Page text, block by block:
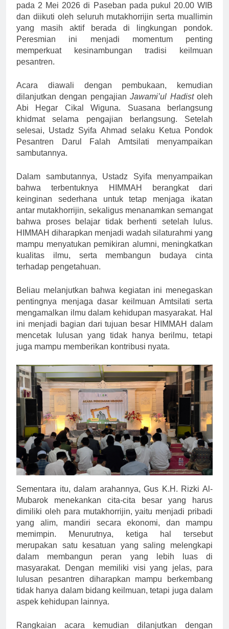
pada 2 Mei 2026 di Paseban pada pukul 20.00 WIB
dan diikuti oleh seluruh mutakhorrijin serta muallimin
yang masih aktif berada di lingkungan pondok.
Peresmian ini menjadi momentum penting
memperkuat kesinambungan tradisi keilmuan
pesantren.
Acara diawali dengan pembukaan, kemudian
dilanjutkan dengan pengajianJawami’ul Hadistoleh
Abi Hegar Cikal Wiguna. Suasana berlangsung
khidmat selama pengajian berlangsung. Setelah
selesai, Ustadz Syifa Ahmad selaku Ketua Pondok
Pesantren Darul Falah Amtsilati menyampaikan
sambutannya.
Dalam sambutannya, Ustadz Syifa menyampaikan
bahwa terbentuknya HIMMAH berangkat dari
keinginan sederhana untuk tetap menjaga ikatan
antar mutakhorrijin, sekaligus menanamkan semangat
bahwa proses belajar tidak berhenti setelah lulus.
HIMMAH diharapkan menjadi wadah silaturahmi yang
mampu menyatukan pemikiran alumni, meningkatkan
kualitas ilmu, serta membangun budaya cinta
terhadap pengetahuan.
Beliau melanjutkan bahwa kegiatan ini menegaskan
pentingnya menjaga dasar keilmuan Amtsilati serta
mengamalkan ilmu dalam kehidupan masyarakat. Hal
ini menjadi bagian dari tujuan besar HIMMAH dalam
mencetak lulusan yang tidak hanya berilmu, tetapi
juga mampu memberikan kontribusi nyata.
Sementara itu, dalam arahannya, Gus K.H. Rizki Al-
Mubarok menekankan cita-cita besar yang harus
dimiliki oleh para mutakhorrijin, yaitu menjadi pribadi
yang alim, mandiri secara ekonomi, dan mampu
memimpin. Menurutnya, ketiga hal tersebut
merupakan satu kesatuan yang saling melengkapi
dalam membangun peran yang lebih luas di
masyarakat. Dengan memiliki visi yang jelas, para
lulusan pesantren diharapkan mampu berkembang
tidak hanya dalam bidang keilmuan, tetapi juga dalam
aspek kehidupan lainnya.
Rangkaian acara kemudian dilanjutkan dengan